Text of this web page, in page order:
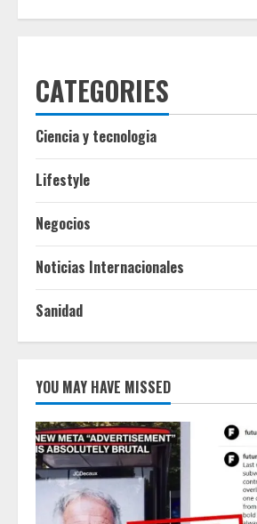
CATEGORIES
Ciencia y tecnologia
Lifestyle
Negocios
Noticias Internacionales
Sanidad
YOU MAY HAVE MISSED